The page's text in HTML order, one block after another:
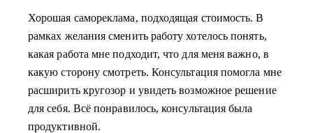
Хорошая самореклама, подходящая стоимость. В
рамках желания сменить работу хотелось понять,
какая работа мне подходит, что для меня важно, в
какую сторону смотреть. Консультация помогла мне
расширить кругозор и увидеть возможное решение
для себя. Всё понравилось, консультация была
продуктивной.